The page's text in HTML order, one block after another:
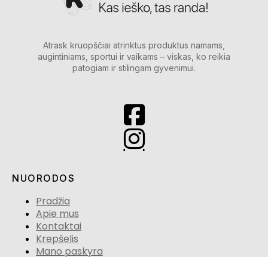
Atrask kruopščiai atrinktus produktus namams,
augintiniams, sportui ir vaikams – viskas, ko reikia
patogiam ir stilingam gyvenimui.
NUORODOS
Pradžia
Apie mus
Kontaktai
Krepšelis
Mano paskyra